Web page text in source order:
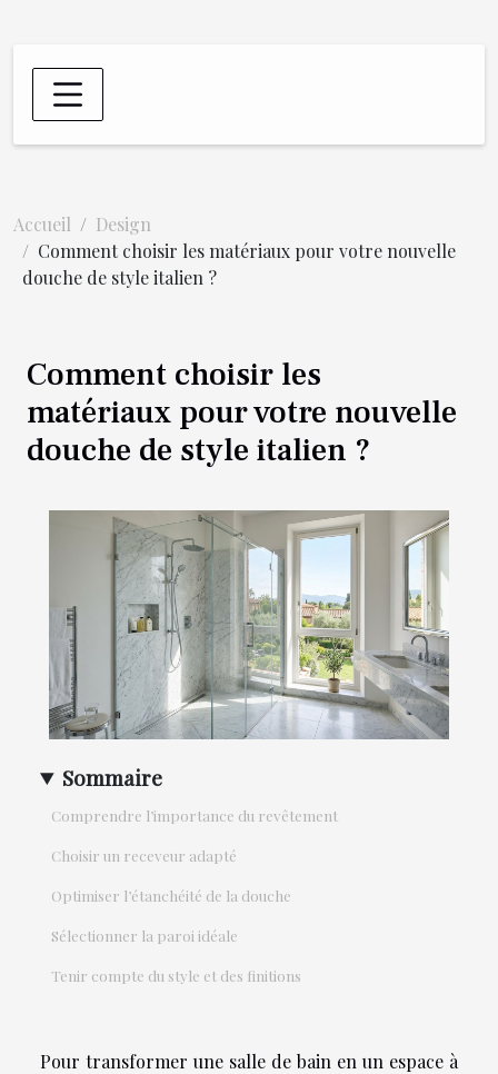
Accueil
Design
Comment choisir les matériaux pour votre nouvelle
douche de style italien ?
Comment choisir les
matériaux pour votre nouvelle
douche de style italien ?
Sommaire
Comprendre l’importance du revêtement
Choisir un receveur adapté
Optimiser l’étanchéité de la douche
Sélectionner la paroi idéale
Tenir compte du style et des finitions
Pour transformer une salle de bain en un espace à